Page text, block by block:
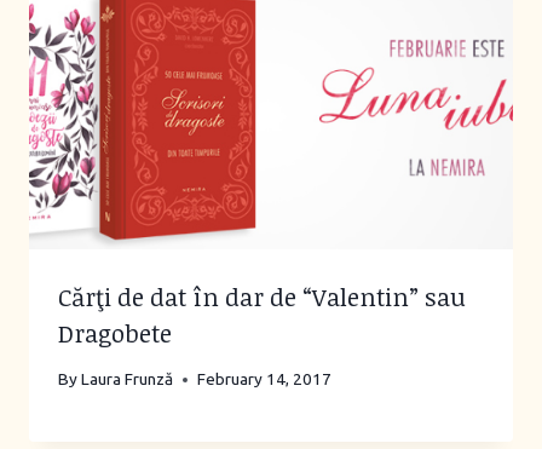
Cărţi de dat în dar de “Valentin” sau
Dragobete
ByLaura Frunză February 14, 2017